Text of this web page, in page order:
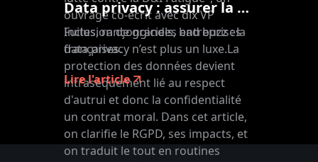
ouvrage co-écrit avec dix VP
Inclusion de grandes entreprises
françaises.
Data privacy : assurer la confidentialité des données
Fuites, rançongiciels, bad buzz : la
data privacy n’est plus un luxe.La
protection des données devient
intraséquement lié au respect
d'autrui et donc la confidentialité
un contrat moral. Dans cet article,
on clarifie le RGPD, ses impacts, et
on traduit le tout en routines
Lire l'article